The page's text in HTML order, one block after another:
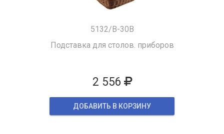
5132/B-30B
Подставка для столов. приборов
2 556
ДОБАВИТЬ В КОРЗИНУ